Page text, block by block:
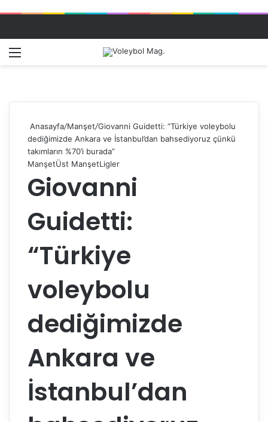
Anasayfa/Manşet/Giovanni Guidetti: “Türkiye voleybolu
dediğimizde Ankara ve İstanbul’dan bahsediyoruz çünkü
takımların %70’i burada”
ManşetÜst ManşetLigler
Giovanni
Guidetti:
“Türkiye
voleybolu
dediğimizde
Ankara ve
İstanbul’dan